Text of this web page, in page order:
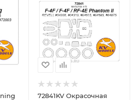
72841KV Окрасочная